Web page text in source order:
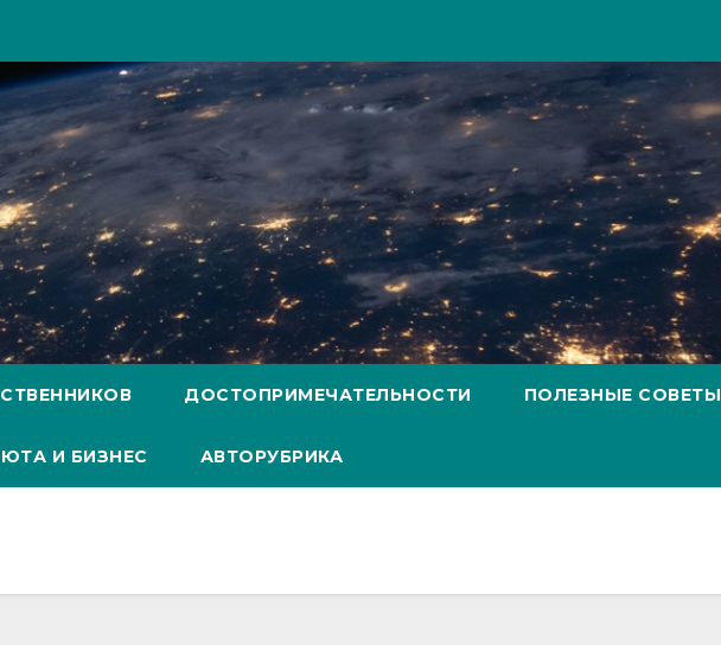
ДОСТОПРИМЕЧАТЕЛЬНОСТИ ПОЛЕЗНЫЕ СОВЕТЫ
И БИЗНЕС АВТОРУБРИКА